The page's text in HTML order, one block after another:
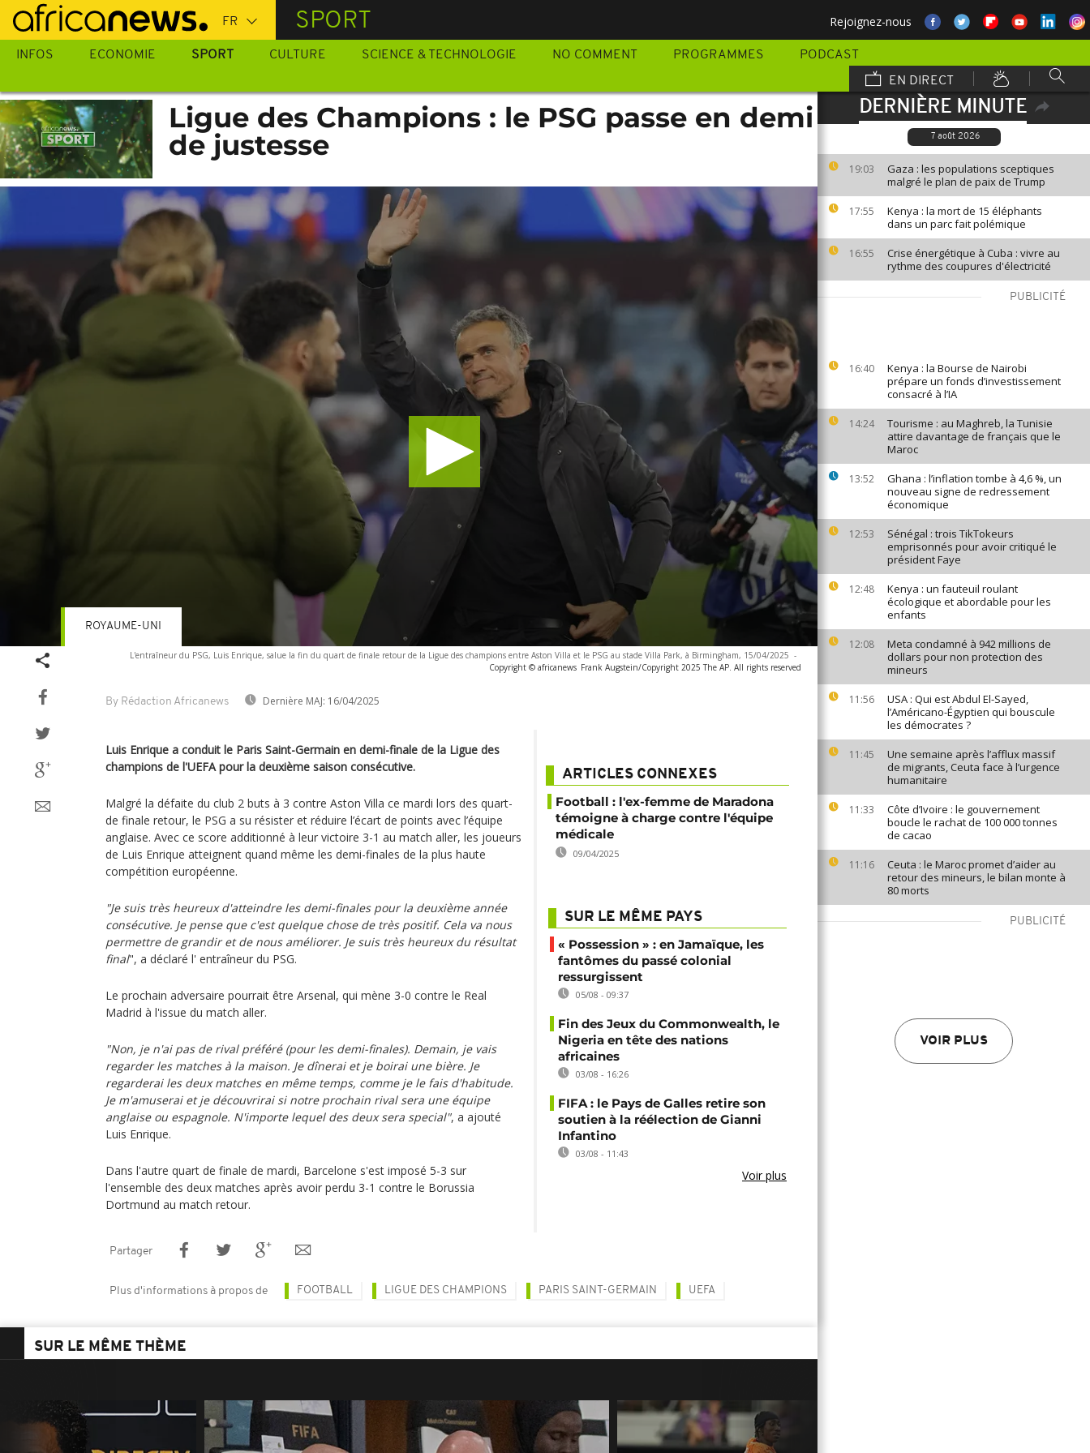
Passer
au
contenu
SPORT Rejoignez-nous
INFOS ECONOMIE SPORT CULTURE SCIENCE & TECHNOLOGIE NO COMMENT PROGRAMMES
PODCAST
EN DIRECT
DERNIÈRE MINUTE
7 août 2026
19:03
Gaza : les populations sceptiques
malgré le plan de paix de Trump
17:55
Kenya : la mort de 15 éléphants
dans un parc fait polémique
16:55
Crise énergétique à Cuba : vivre au
rythme des coupures d'électricité
PUBLICITÉ
16:40
Kenya : la Bourse de Nairobi
prépare un fonds d’investissement
consacré à l’IA
14:24
Tourisme : au Maghreb, la Tunisie
attire davantage de français que le
Maroc
13:52
Ghana : l’inflation tombe à 4,6 %, un
nouveau signe de redressement
économique
12:53
Sénégal : trois TikTokeurs
emprisonnés pour avoir critiqué le
président Faye
12:48
Kenya : un fauteuil roulant
écologique et abordable pour les
enfants
12:08
Meta condamné à 942 millions de
dollars pour non protection des
mineurs
11:56
USA : Qui est Abdul El-Sayed,
l’Américano-Égyptien qui bouscule
les démocrates ?
11:45
Une semaine après l’afflux massif
de migrants, Ceuta face à l’urgence
humanitaire
11:33
Côte d’Ivoire : le gouvernement
boucle le rachat de 100 000 tonnes
de cacao
11:16
Ceuta : le Maroc promet d’aider au
retour des mineurs, le bilan monte à
80 morts
PUBLICITÉ
VOIR PLUS
Ligue des Champions : le PSG passe en demi
de justesse
L'entraîneur du PSG, Luis Enrique, salue la fin du quart de finale retour de la Ligue des champions entre Aston Villa et le PSG au stade Villa Park, à Birmingham, 15/04/2025 -
Copyright © africanews Frank Augstein/Copyright 2025 The AP. All rights reserved
By Rédaction Africanews Dernière MAJ: 16/04/2025
ROYAUME-UNI
Luis Enrique a conduit le Paris Saint-Germain en demi-finale de la Ligue des
champions de l'UEFA pour la deuxième saison consécutive.
Malgré la défaite du club 2 buts à 3 contre Aston Villa ce mardi lors des quart-
de finale retour, le PSG a su résister et réduire l’écart de points avec l’équipe
anglaise. Avec ce score additionné à leur victoire 3-1 au match aller, les joueurs
de Luis Enrique atteignent quand même les demi-finales de la plus haute
compétition européenne.
"Je suis très heureux d'atteindre les demi-finales pour la deuxième année
consécutive. Je pense que c'est quelque chose de très positif. Cela va nous
permettre de grandir et de nous améliorer. Je suis très heureux du résultat
final", a déclaré l' entraîneur du PSG.
Le prochain adversaire pourrait être Arsenal, qui mène 3-0 contre le Real
Madrid à l'issue du match aller.
"Non, je n'ai pas de rival préféré (pour les demi-finales). Demain, je vais
regarder les matches à la maison. Je dînerai et je boirai une bière. Je
regarderai les deux matches en même temps, comme je le fais d'habitude.
Je m'amuserai et je découvrirai si notre prochain rival sera une équipe
anglaise ou espagnole. N'importe lequel des deux sera special", a ajouté
Luis Enrique.
Dans l'autre quart de finale de mardi, Barcelone s'est imposé 5-3 sur
l'ensemble des deux matches après avoir perdu 3-1 contre le Borussia
Dortmund au match retour.
ARTICLES CONNEXES
Football : l'ex-femme de Maradona
témoigne à charge contre l'équipe
médicale
09/04/2025
SUR LE MÊME PAYS
« Possession » : en Jamaïque, les
fantômes du passé colonial
ressurgissent
05/08 - 09:37
Fin des Jeux du Commonwealth, le
Nigeria en tête des nations
africaines
03/08 - 16:26
FIFA : le Pays de Galles retire son
soutien à la réélection de Gianni
Infantino
03/08 - 11:43
Voir plus
Partager
Plus d'informations à propos de FOOTBALL LIGUE DES CHAMPIONS PARIS SAINT-GERMAIN UEFA
SUR LE MÊME THÈME